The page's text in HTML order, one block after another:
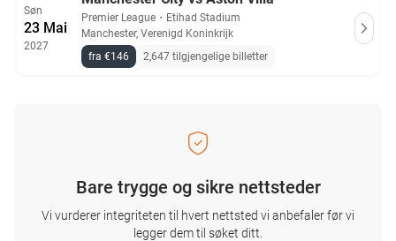
Søn
23 Mai
2027
Premier League ・ Etihad Stadium
Manchester, Verenigd Koninkrijk
fra €146
2,647 tilgjengelige billetter
Bare trygge og sikre nettsteder
Vi vurderer integriteten til hvert nettsted vi anbefaler før vi
legger dem til søket ditt.